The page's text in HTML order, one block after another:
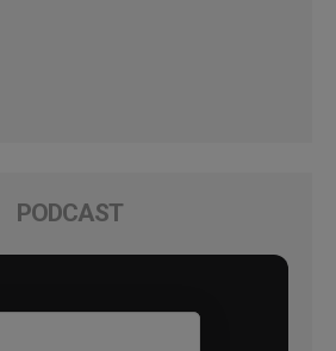
PODCAST